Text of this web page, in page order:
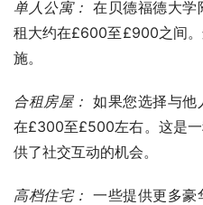
单人公寓： 在贝德福德大学
租大约在£600至£900之间
施。
合租房屋： 如果您选择与他
在£300至£500左右。这是
供了社交互动的机会。
高档住宅： 一些提供更多豪